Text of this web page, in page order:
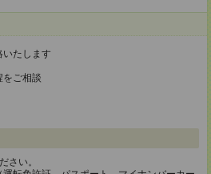
いたします
をご相談
さい。